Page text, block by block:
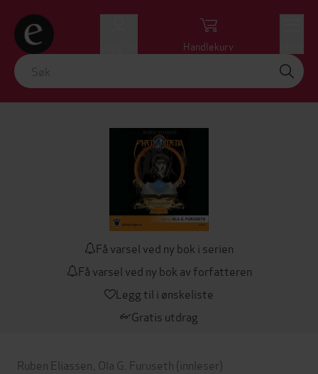
Handlekurv
Få varsel ved ny bok i serien
Få varsel ved ny bok av forfatteren
Legg til i ønskeliste
Gratis utdrag
Ruben Eliassen Ola G. Furuseth (innleser)